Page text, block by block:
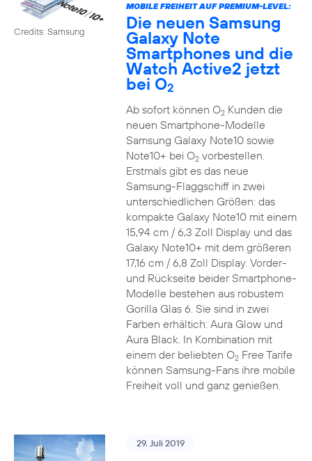
Credits: Samsung
MOBILE FREIHEIT AUF PREMIUM-LEVEL:
Die neuen Samsung
Galaxy Note
Smartphones und die
Watch Active2 jetzt
bei O2
Ab sofort können O2Kunden die
neuen Smartphone-Modelle
Samsung Galaxy Note10 sowie
Note10+ bei O2vorbestellen.
Erstmals gibt es das neue
Samsung-Flaggschiff in zwei
unterschiedlichen Größen: das
kompakte Galaxy Note10 mit einem
15,94 cm / 6,3 Zoll Display und das
Galaxy Note10+ mit dem größeren
17,16 cm / 6,8 Zoll Display. Vorder-
und Rückseite beider Smartphone-
Modelle bestehen aus robustem
Gorilla Glas 6. Sie sind in zwei
Farben erhältich: Aura Glow und
Aura Black. In Kombination mit
einem der beliebten O2Free Tarife
können Samsung-Fans ihre mobile
Freiheit voll und ganz genießen.
29. Juli 2019